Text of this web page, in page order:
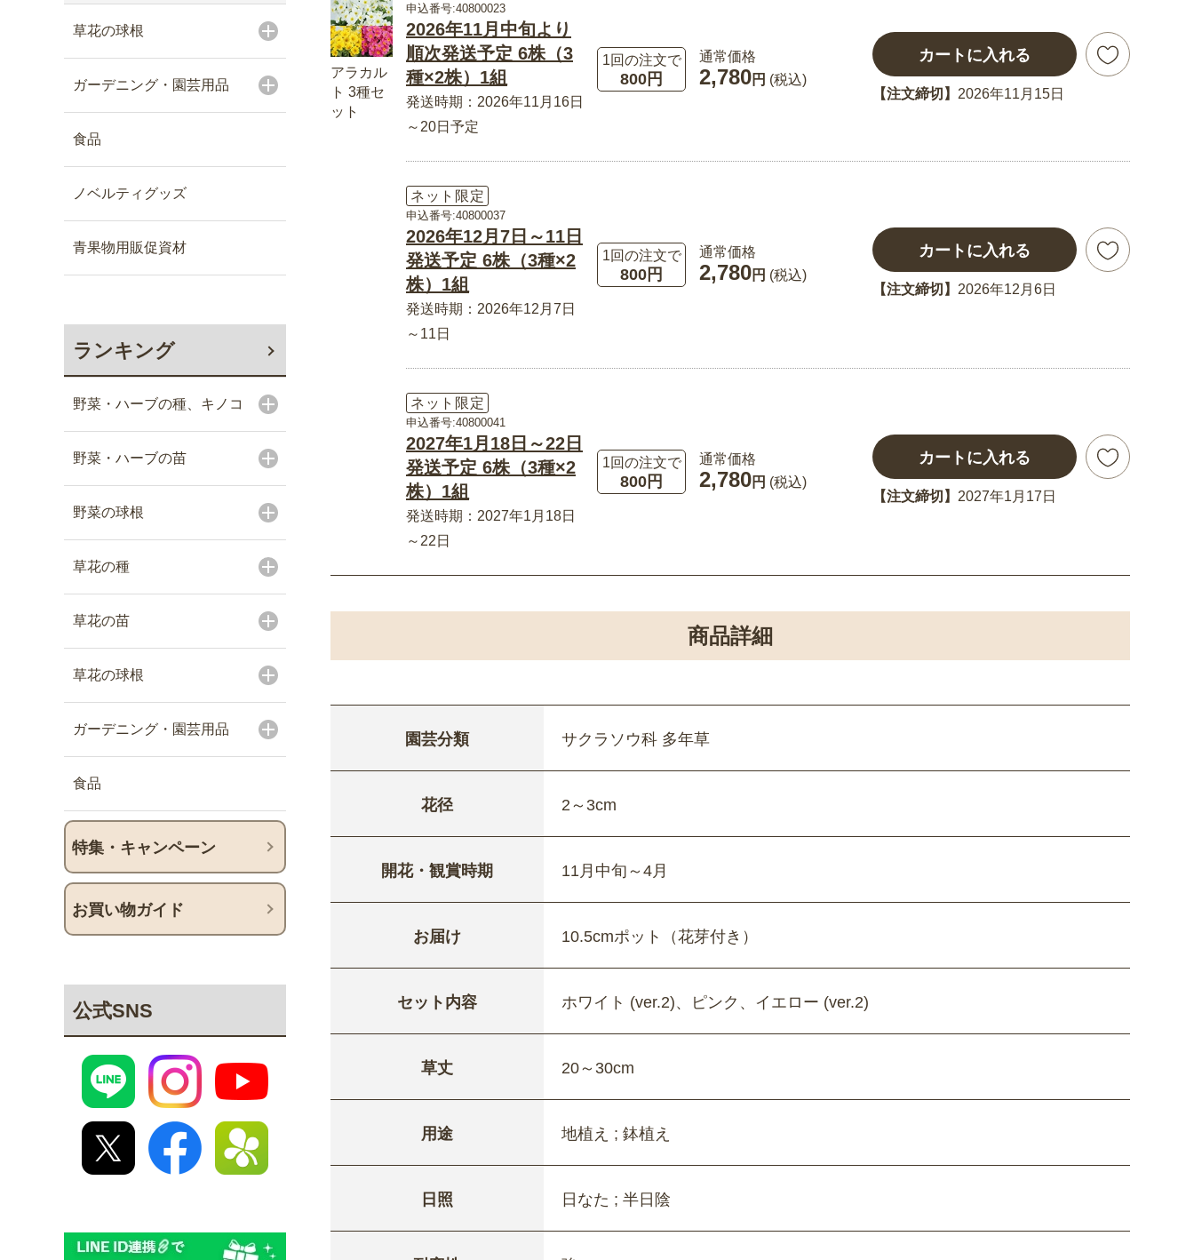
草花の球根
ガーデニング・園芸用品
食品
ノベルティグッズ
青果物用販促資材
ランキング
野菜・ハーブの種、キノコ
野菜・ハーブの苗
野菜の球根
草花の種
草花の苗
草花の球根
ガーデニング・園芸用品
食品
特集・キャンペーン
お買い物ガイド
公式SNS
アラカル
ト 3種セ
ット
申込番号:40800023
2026年11月中旬より
順次発送予定 6株（3
種×2株）1組
発送時期：2026年11月16日
～20日予定
1回の注文で
800円
通常価格
2,780円 (税込)
カートに入れる
【注文締切】 2026年11月15日
ネット限定
申込番号:40800037
2026年12月7日～11日
発送予定 6株（3種×2
株）1組
発送時期：2026年12月7日
～11日
1回の注文で
800円
通常価格
2,780円 (税込)
カートに入れる
【注文締切】 2026年12月6日
ネット限定
申込番号:40800041
2027年1月18日～22日
発送予定 6株（3種×2
株）1組
発送時期：2027年1月18日
～22日
1回の注文で
800円
通常価格
2,780円 (税込)
カートに入れる
【注文締切】 2027年1月17日
商品詳細
園芸分類 サクラソウ科 多年草
花径 2～3cm
開花・観賞時期 11月中旬～4月
お届け 10.5cmポット（花芽付き）
セット内容 ホワイト (ver.2)、ピンク、イエロー (ver.2)
草丈 20～30cm
用途 地植え ; 鉢植え
日照 日なた ; 半日陰